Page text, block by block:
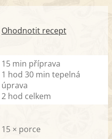
Ohodnotit recept
15 min příprava
1 hod 30 min tepelná
úprava
2 hod celkem
15 × porce